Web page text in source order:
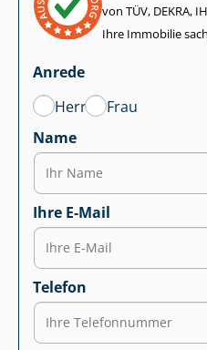
von TÜV, DEKRA,
Ihre Immobilie
Anrede
Herr
Frau
Name
Ihre E-Mail
Telefon